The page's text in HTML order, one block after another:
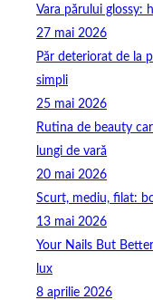
Vara părului glossy:
27 mai 2026
Păr deteriorat de la
simpli
25 mai 2026
Rutina de beauty
lungi de vară
20 mai 2026
Scurt, mediu, filat:
13 mai 2026
Your Nails But
lux
8 aprilie 2026